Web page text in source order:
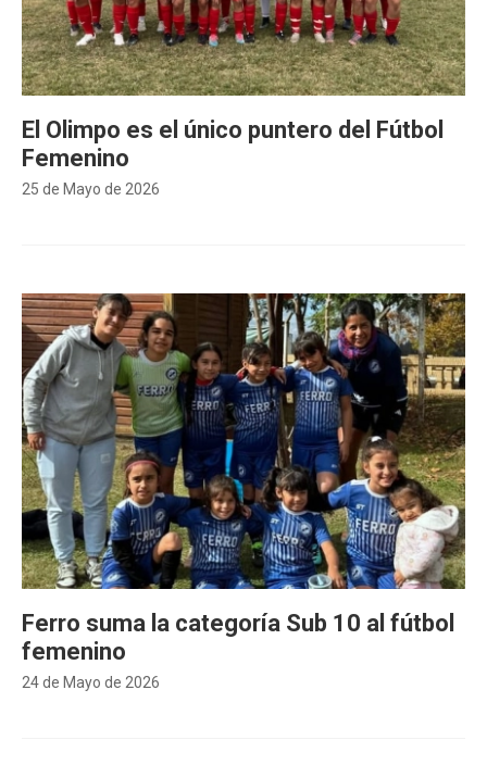
25 de Mayo de 2026
El Olimpo es el único puntero del Fútbol
Femenino
24 de Mayo de 2026
Ferro suma la categoría Sub 10 al fútbol
femenino